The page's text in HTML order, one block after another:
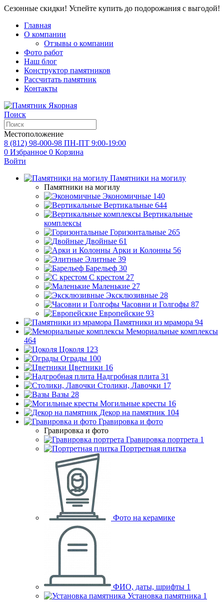
Сезонные скидки! Успейте купить до подорожания с выгодой!
Главная
О компании
Отзывы о компании
Фото работ
Наш блог
Конструктор памятников
Рассчитать памятник
Контакты
Поиск
Местоположение
8 (812) 98-000-98 ПН-ПТ 9:00-19:00
0 Избранное 0 Корзина
Войти
Памятники на могилу
Памятники на могилу
Экономичные 140
Вертикальные 644
Вертикальные
комплексы
Горизонтальные 265
Двойные 61
Арки и Колонны 56
Элитные 39
Барельеф 30
С крестом 27
Маленькие 27
Эксклюзивные 28
Часовни и Голгофы 87
Европейские 93
Памятники из мрамора 94
Мемориальные комплексы
464
Цоколя 123
Ограды 100
Цветники 16
Надгробная плита 31
Столики, Лавочки 17
Вазы 28
Могильные кресты 16
Декор на памятник 104
Гравировка и фото
Гравировка и фото
Гравировка портрета 1
Портретная плитка
Фото на керамике
ФИО, даты, шрифты 1
Установка памятника 1